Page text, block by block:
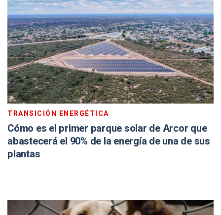
TRANSICIÓN ENERGÉTICA
Cómo es el primer parque solar de Arcor que
abastecerá el 90% de la energía de una de sus
plantas